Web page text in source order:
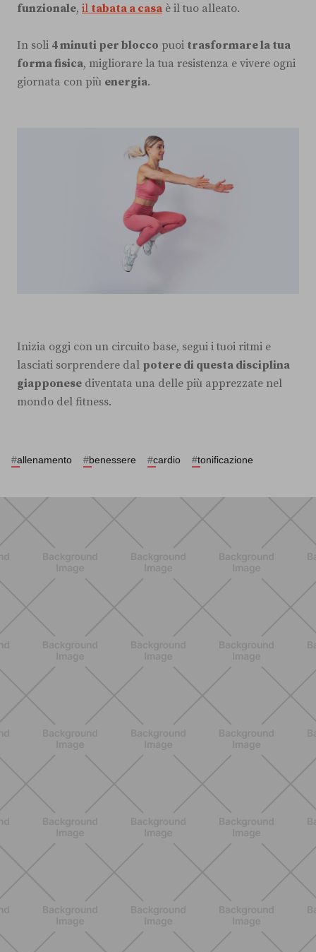
funzionale, il tabata a casa è il tuo alleato.
In soli 4 minuti per blocco puoi trasformare la tua
forma fisica, migliorare la tua resistenza e vivere ogni
giornata con più energia.
Inizia oggi con un circuito base, segui i tuoi ritmi e
lasciati sorprendere dal potere di questa disciplina
giapponese diventata una delle più apprezzate nel
mondo del fitness.
#allenamento #benessere #cardio #tonificazione